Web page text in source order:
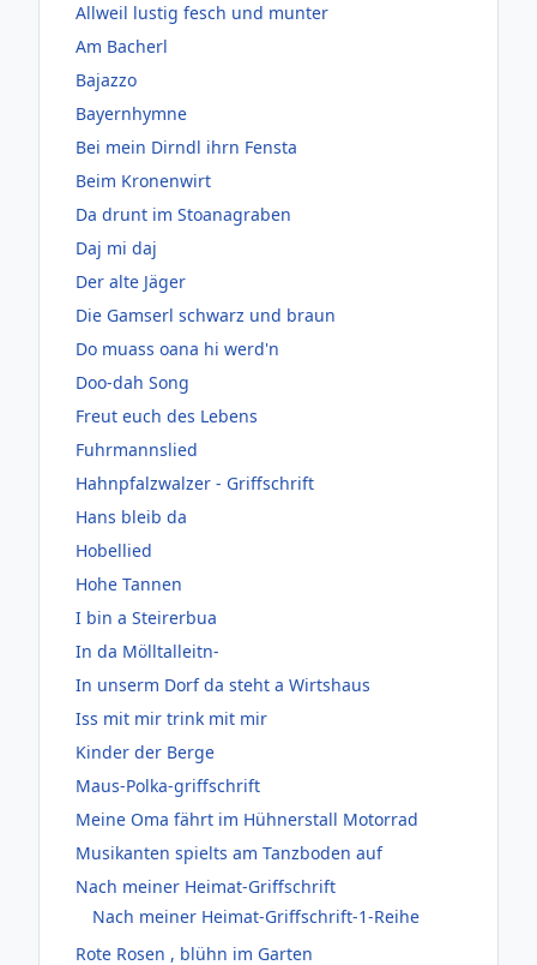
Allweil lustig fesch und munter
Am Bacherl
Bajazzo
Bayernhymne
Bei mein Dirndl ihrn Fensta
Beim Kronenwirt
Da drunt im Stoanagraben
Daj mi daj
Der alte Jäger
Die Gamserl schwarz und braun
Do muass oana hi werd'n
Doo-dah Song
Freut euch des Lebens
Fuhrmannslied
Hahnpfalzwalzer - Griffschrift
Hans bleib da
Hobellied
Hohe Tannen
I bin a Steirerbua
In da Mölltalleitn-
In unserm Dorf da steht a Wirtshaus
Iss mit mir trink mit mir
Kinder der Berge
Maus-Polka-griffschrift
Meine Oma fährt im Hühnerstall Motorrad
Musikanten spielts am Tanzboden auf
Nach meiner Heimat-Griffschrift
Nach meiner Heimat-Griffschrift-1-Reihe
Rote Rosen , blühn im Garten